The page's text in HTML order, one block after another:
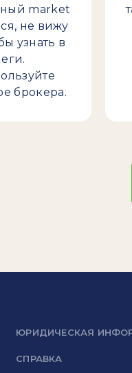
market
не вижу
узнать в
брокера.
ЮРИДИЧЕСКАЯ
СПРАВКА